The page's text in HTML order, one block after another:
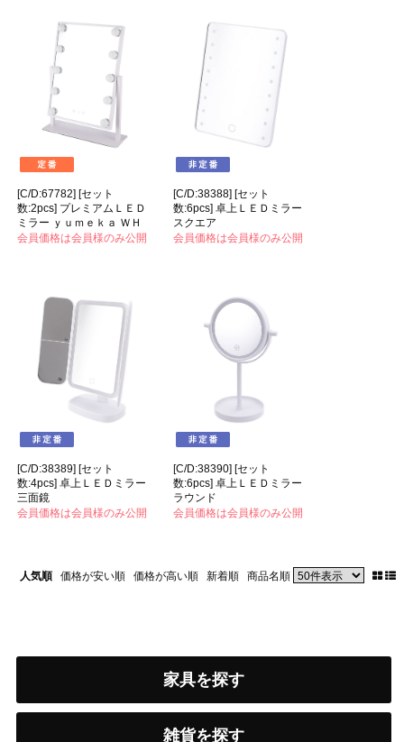
[C/D:67782] [セット
数:2pcs] プレミアムＬＥＤ
ミラー ｙｕｍｅｋａ ＷＨ
会員価格は会員様のみ公開
[C/D:38388] [セット
数:6pcs] 卓上ＬＥＤミラー
スクエア
会員価格は会員様のみ公開
[C/D:38389] [セット
数:4pcs] 卓上ＬＥＤミラー
三面鏡
会員価格は会員様のみ公開
[C/D:38390] [セット
数:6pcs] 卓上ＬＥＤミラー
ラウンド
会員価格は会員様のみ公開
人気順 価格が安い順 価格が高い順 新着順 商品名順
家具を探す
雑貨を探す